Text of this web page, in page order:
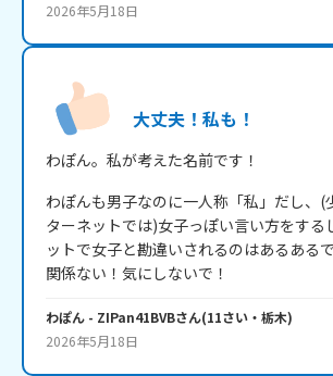
2026年5月18日
大丈夫！私も！
わぽん。私が考えた名前です！
わぽんも男子なのに一人称「私」だし、(
ターネットでは)女子っぽい言い方をする
ットで女子と勘違いされるのはあるある
関係ない！気にしないで！
わぽん - ZIPan41BVBさん(11さい・ 栃木)
2026年5月18日